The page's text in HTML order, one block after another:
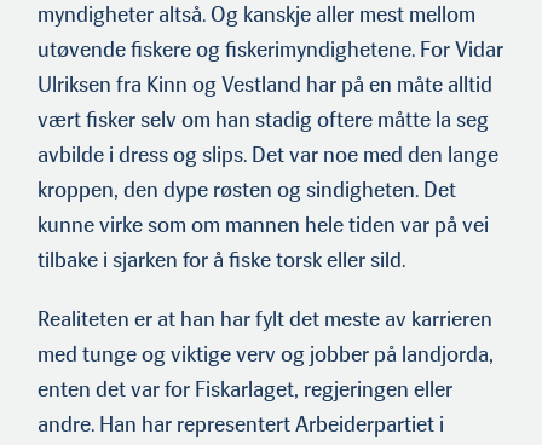
myndigheter altså. Og kanskje aller mest mellom
utøvende fiskere og fiskerimyndighetene. For Vidar
Ulriksen fra Kinn og Vestland har på en måte alltid
vært fisker selv om han stadig oftere måtte la seg
avbilde i dress og slips. Det var noe med den lange
kroppen, den dype røsten og sindigheten. Det
kunne virke som om mannen hele tiden var på vei
tilbake i sjarken for å fiske torsk eller sild.
Realiteten er at han har fylt det meste av karrieren
med tunge og viktige verv og jobber på landjorda,
enten det var for Fiskarlaget, regjeringen eller
andre. Han har representert Arbeiderpartiet i